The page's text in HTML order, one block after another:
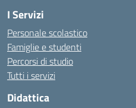
I Servizi
Personale scolastico
Famiglie e studenti
Percorsi di studio
Tutti i servizi
Didattica